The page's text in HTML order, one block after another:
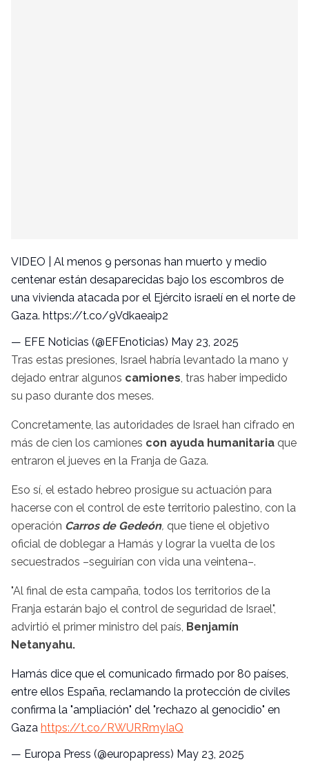
VIDEO | Al menos 9 personas han muerto y medio
centenar están desaparecidas bajo los escombros de
una vivienda atacada por el Ejército israelí en el norte de
Gaza. https://t.co/9Vdkaeaip2
— EFE Noticias (@EFEnoticias) May 23, 2025
Tras estas presiones, Israel habría levantado la mano y
dejado entrar algunos camiones, tras haber impedido
su paso durante dos meses.
Concretamente, las autoridades de Israel han cifrado en
más de cien los camiones con ayuda humanitaria que
entraron el jueves en la Franja de Gaza.
Eso sí, el estado hebreo prosigue su actuación para
hacerse con el control de este territorio palestino, con la
operación Carros de Gedeón, que tiene el objetivo
oficial de doblegar a Hamás y lograr la vuelta de los
secuestrados –seguirían con vida una veintena–.
"Al final de esta campaña, todos los territorios de la
Franja estarán bajo el control de seguridad de Israel",
advirtió el primer ministro del país, Benjamín
Netanyahu.
Hamás dice que el comunicado firmado por 80 países,
entre ellos España, reclamando la protección de civiles
confirma la "ampliación" del "rechazo al genocidio" en
Gaza https://t.co/RWURRmyIaQ
— Europa Press (@europapress) May 23, 2025